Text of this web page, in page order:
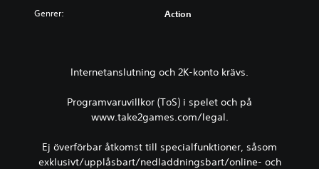
Genrer: Action
Internetanslutning och 2K-konto krävs.
Programvaruvillkor (ToS) i spelet och på
www.take2games.com/legal.
Ej överförbar åtkomst till specialfunktioner, såsom
exklusivt/upplåsbart/nedladdningsbart/online- och